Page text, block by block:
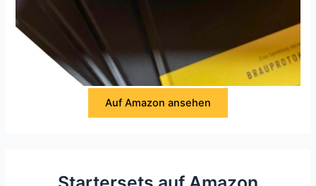
Auf Amazon ansehen